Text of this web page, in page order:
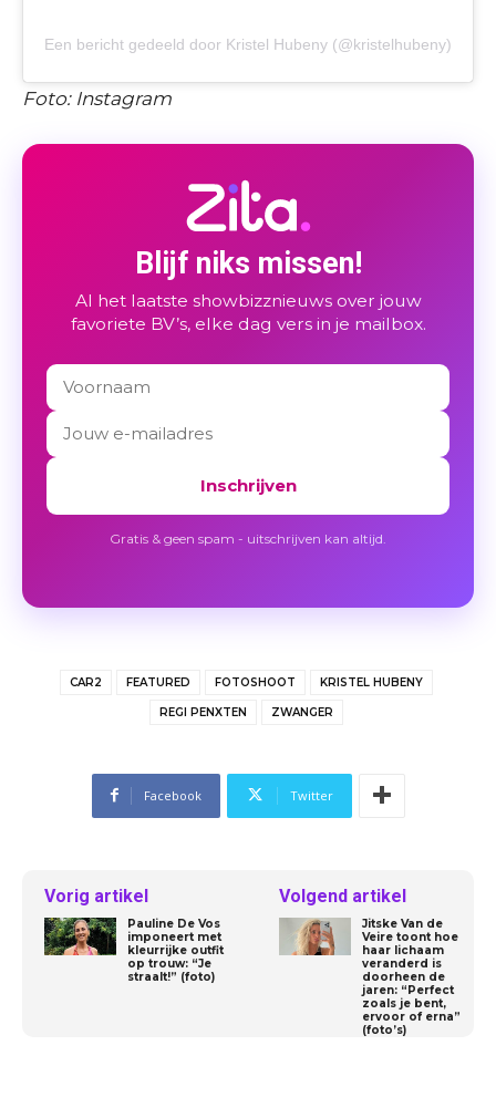
Een bericht gedeeld door Kristel Hubeny (@kristelhubeny)
Foto: Instagram
Blijf niks missen!
Al het laatste showbizznieuws over jouw
favoriete BV’s, elke dag vers in je mailbox.
Inschrijven
Gratis & geen spam - uitschrijven kan altijd.
CAR2 FEATURED FOTOSHOOT KRISTEL HUBENY
REGI PENXTEN ZWANGER
Facebook Twitter
Vorig artikel
Pauline De Vos
imponeert met
kleurrijke outfit
op trouw: “Je
straalt!” (foto)
Volgend artikel
Jitske Van de
Veire toont hoe
haar lichaam
veranderd is
doorheen de
jaren: “Perfect
zoals je bent,
ervoor of erna”
(foto’s)